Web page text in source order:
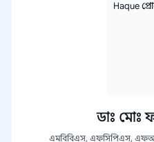
ডাঃ
এমবিবিএস, এফসিপিএস,